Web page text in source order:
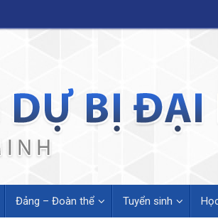
Đảng – Đoàn thể Tuyển sinh